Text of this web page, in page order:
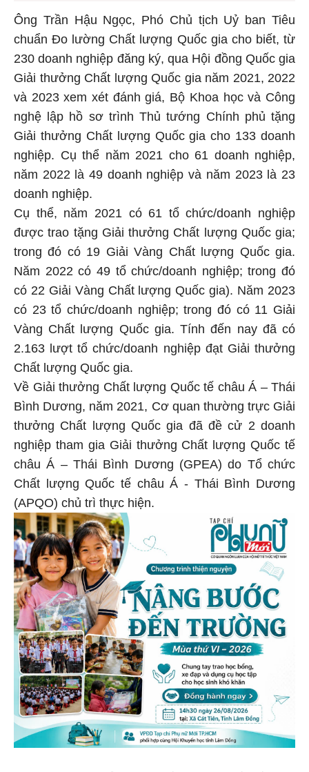
Ông Trần Hậu Ngọc, Phó Chủ tịch Uỷ ban Tiêu
chuẩn Đo lường Chất lượng Quốc gia cho biết, từ
230 doanh nghiệp đăng ký, qua Hội đồng Quốc gia
Giải thưởng Chất lượng Quốc gia năm 2021, 2022
và 2023 xem xét đánh giá, Bộ Khoa học và Công
nghệ lập hồ sơ trình Thủ tướng Chính phủ tặng
Giải thưởng Chất lượng Quốc gia cho 133 doanh
nghiệp. Cụ thể năm 2021 cho 61 doanh nghiệp,
năm 2022 là 49 doanh nghiệp và năm 2023 là 23
doanh nghiệp.
Cụ thể, năm 2021 có 61 tổ chức/doanh nghiệp
được trao tặng Giải thưởng Chất lượng Quốc gia;
trong đó có 19 Giải Vàng Chất lượng Quốc gia.
Năm 2022 có 49 tổ chức/doanh nghiệp; trong đó
có 22 Giải Vàng Chất lượng Quốc gia). Năm 2023
có 23 tổ chức/doanh nghiệp; trong đó có 11 Giải
Vàng Chất lượng Quốc gia. Tính đến nay đã có
2.163 lượt tổ chức/doanh nghiệp đạt Giải thưởng
Chất lượng Quốc gia.
Về Giải thưởng Chất lượng Quốc tế châu Á – Thái
Bình Dương, năm 2021, Cơ quan thường trực Giải
thưởng Chất lượng Quốc gia đã đề cử 2 doanh
nghiệp tham gia Giải thưởng Chất lượng Quốc tế
châu Á – Thái Bình Dương (GPEA) do Tổ chức
Chất lượng Quốc tế châu Á - Thái Bình Dương
(APQO) chủ trì thực hiện.